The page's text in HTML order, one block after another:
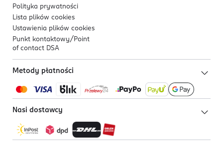
Polityka prywatności
Lista plików cookies
Ustawienia plików cookies
Punkt kontaktowy/ Point
of contact DSA
Metody płatności
Nasi dostawcy